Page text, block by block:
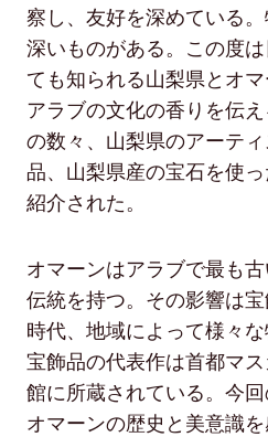
察し、友好を深めている
深いものがある。この度
ても知られる山梨県とオマ
アラブの文化の香りを伝
の数々、山梨県のアーテ
品、山梨県産の宝石を使
紹介された。
オマーンはアラブで最も
伝統を持つ。その影響は宝
時代、地域によって様々
宝飾品の代表作は首都マ
館に所蔵されている。今
オマーンの歴史と美意識